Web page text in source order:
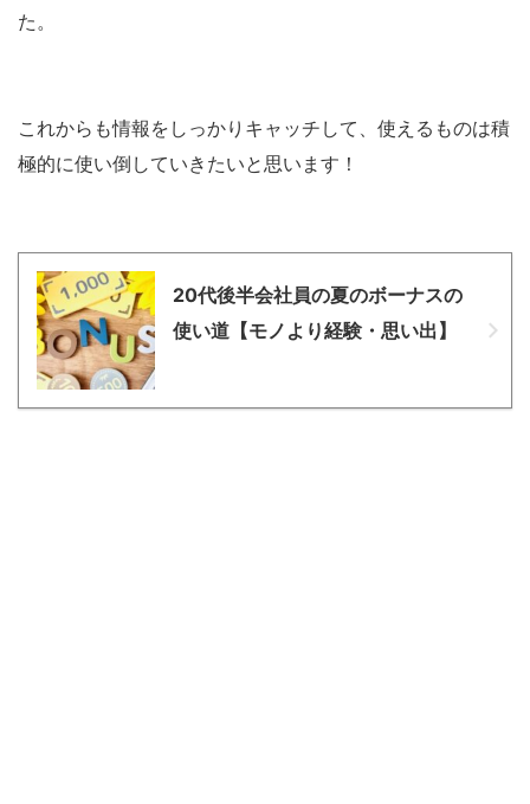
た。
これからも情報をしっかりキャッチして、使えるものは積
極的に使い倒していきたいと思います！
20代後半会社員の夏のボーナスの
使い道【モノより経験・思い出】